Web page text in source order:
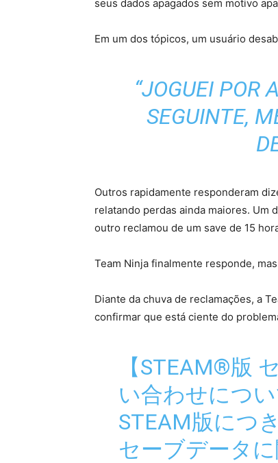
seus dados apagados sem motivo
Em um dos tópicos, um usuário
“JOGUEI POR
SEGUINTE,
Outros rapidamente responderam
relatando perdas ainda maiores. Um
outro reclamou de um save de 15
Team Ninja finalmente responde,
Diante da chuva de reclamações, a
confirmar que está ciente do
【STEAM®版
い合わせについ
STEAM版につ
セーブデータ